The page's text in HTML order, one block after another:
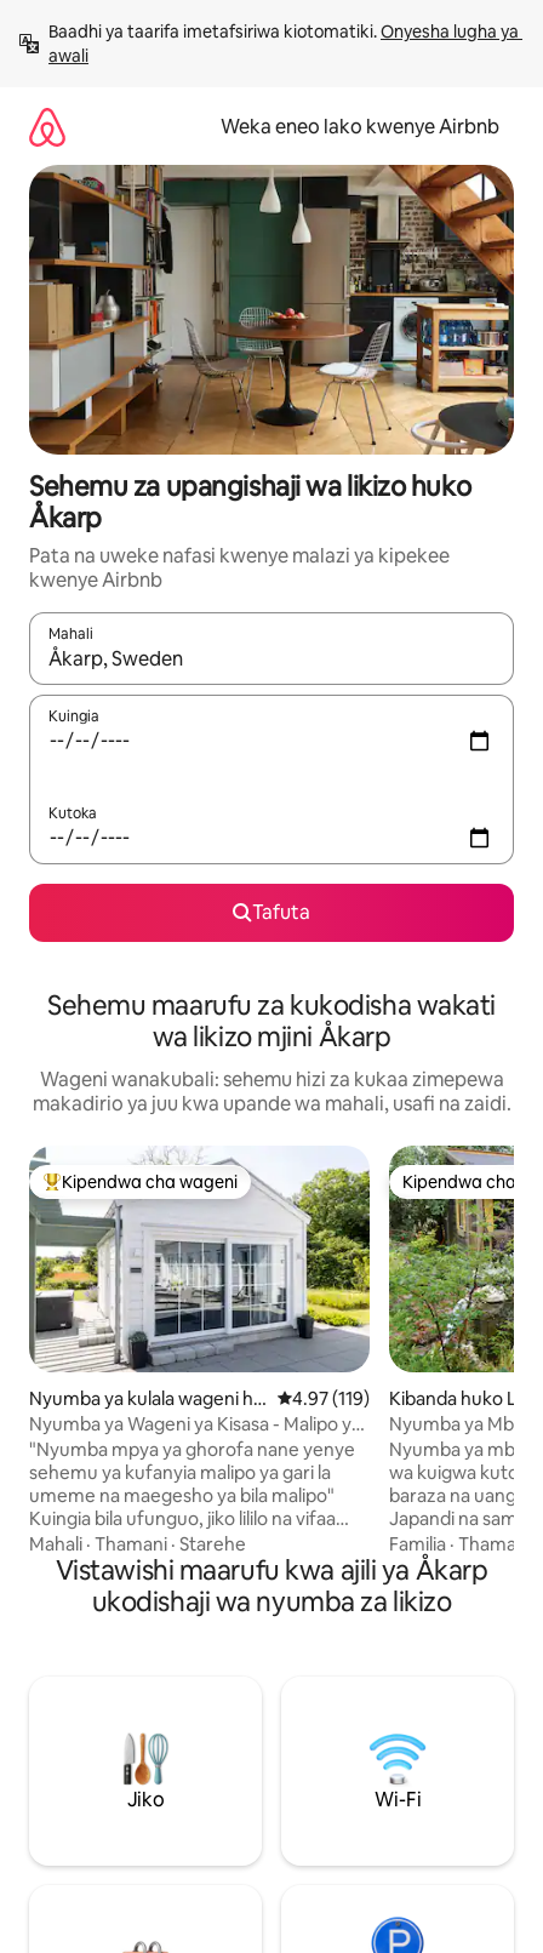
kwenda
kwenye
Baadhi ya taarifa imetafsiriwa kiotomatiki. Onyesha lugha ya
awali
Weka eneo lako kwenye Airbnb
Sehemu za upangishaji wa likizo huko
Åkarp
Pata na uweke nafasi kwenye malazi ya kipekee
kwenye Airbnb
Mahali
Wakati matokeo yanapatikana, vinjari kwa kutumia vitufe vya
Kuingia
Kutoka
Tafuta
Sehemu maarufu za kukodisha wakati
wa likizo mjini Åkarp
Wageni wanakubali: sehemu hizi za kukaa zimepewa
makadirio ya juu kwa upande wa mahali, usafi na zaidi.
Kipendwa maarufu cha wageni
Kipendwa cha wageni
Nyumba ya kulala wageni hu
ko Staffanstorp
Ukadiriaji wa wastani wa 4.97
4.97 (119)
Nyumba ya Wageni ya Kisasa - Malipo ya
bila malipo ya EV - Karibu na E6/ Malmö
"Nyumba mpya ya ghorofa nane yenye
sehemu ya kufanyia malipo ya gari la
umeme na maegesho ya bila malipo"
Kuingia bila ufunguo, jiko lililo na vifaa
kamili ikiwemo mikrowevu, friji/friza, jiko
la umeme, kibaniko, birika la maji ya
moto/mashine ya kahawa na upatikanaji
wa bure wa kahawa na chai. Smart
baridi/moto. Sehemu ya nje ya kibinafsi
yenye jiko la kuchomea nyama (la gesi).
Matandiko + taulo zinajumuishwa.
Mahali · Thamani · Starehe
Kipendwa cha
Kipendwa cha
Kibanda huko
Nyumba ya Mbao
Nyumba ya mbao
wa kuigwa
baraza na
Japandi na
dimbwi. Pika, kaa
vizuri katika
amani. Jisikie
nzima. Kuna
usingizi mwepesi. Ni marufuku kuvuta
sigara ndani ya
kwenye eneo hili
Familia ·Thamani
Vistawishi maarufu kwa ajili ya Åkarp
ukodishaji wa nyumba za likizo
Jiko Wi-Fi